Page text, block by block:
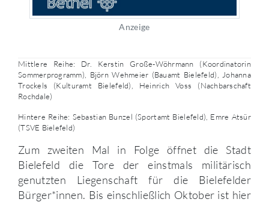
Anzeige
Mittlere Reihe: Dr. Kerstin Große-Wöhrmann (Koordinatorin
Sommerprogramm), Björn Wehmeier (Bauamt Bielefeld), Johanna
Trockels (Kulturamt Bielefeld), Heinrich Voss (Nachbarschaft
Rochdale)
Hintere Reihe: Sebastian Bunzel (Sportamt Bielefeld), Emre Atsür
(TSVE Bielefeld)
Zum zweiten Mal in Folge öffnet die Stadt
Bielefeld die Tore der einstmals militärisch
genutzten Liegenschaft für die Bielefelder
Bürger*innen. Bis einschließlich Oktober ist hier